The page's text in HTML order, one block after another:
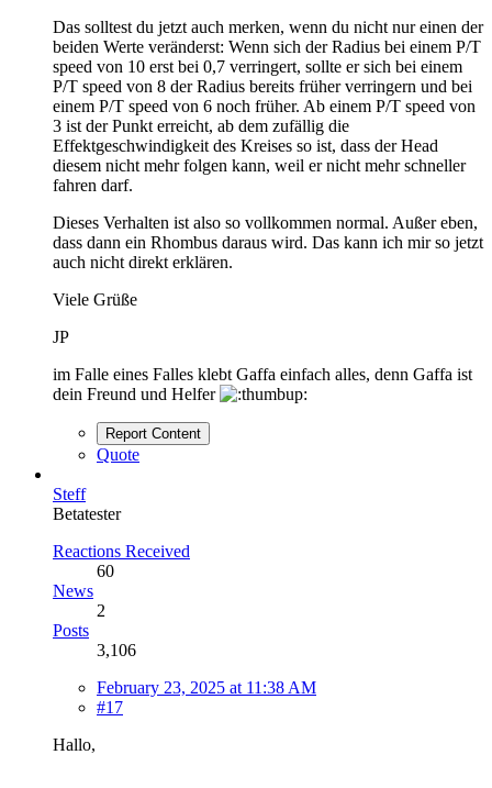
Das solltest du jetzt auch merken, wenn du nicht nur einen der
beiden Werte veränderst: Wenn sich der Radius bei einem P/T
speed von 10 erst bei 0,7 verringert, sollte er sich bei einem
P/T speed von 8 der Radius bereits früher verringern und bei
einem P/T speed von 6 noch früher. Ab einem P/T speed von
3 ist der Punkt erreicht, ab dem zufällig die
Effektgeschwindigkeit des Kreises so ist, dass der Head
diesem nicht mehr folgen kann, weil er nicht mehr schneller
fahren darf.
Dieses Verhalten ist also so vollkommen normal. Außer eben,
dass dann ein Rhombus daraus wird. Das kann ich mir so jetzt
auch nicht direkt erklären.
Viele Grüße
JP
im Falle eines Falles klebt Gaffa einfach alles, denn Gaffa ist
dein Freund und Helfer
Report Content
Quote
Steff
Betatester
Reactions Received
60
News
2
Posts
3,106
February 23, 2025 at 11:38 AM
#17
Hallo,